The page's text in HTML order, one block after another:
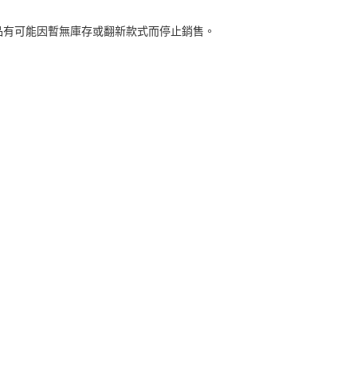
可能因暫無庫存或翻新款式而停止銷售。